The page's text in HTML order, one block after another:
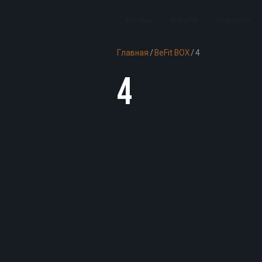
Главная / BeFit BOX/4
4